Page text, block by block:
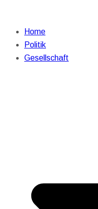
Home
Politik
Gesellschaft